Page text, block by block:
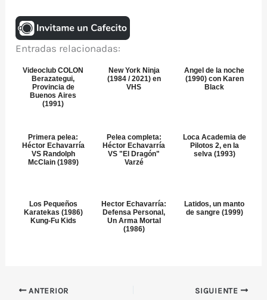
Entradas relacionadas:
Videoclub COLON
Berazategui,
Provincia de
Buenos Aires
(1991)
New York Ninja
(1984 / 2021) en
VHS
Angel de la noche
(1990) con Karen
Black
Primera pelea:
Héctor Echavarría
VS Randolph
McClain (1989)
Pelea completa:
Héctor Echavarría
VS "El Dragón"
Varzé
Loca Academia de
Pilotos 2, en la
selva (1993)
Los Pequeños
Karatekas (1986)
Kung-Fu Kids
Hector Echavarría:
Defensa Personal,
Un Arma Mortal
(1986)
Latidos, un manto
de sangre (1999)
ANTERIOR SIGUIENTE